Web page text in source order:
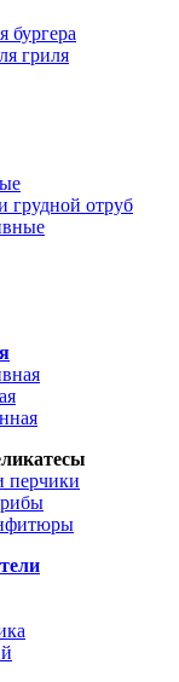
бургера
гриля
грудной отруб
перчики